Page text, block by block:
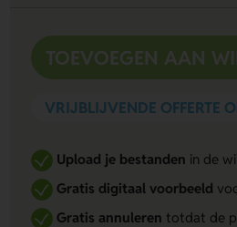
TOEVOEGEN AAN
VRIJBLIJVENDE OFFERTE
Upload je bestanden in de
Gratis digitaal voorbeeld
Gratis annuleren totdat de